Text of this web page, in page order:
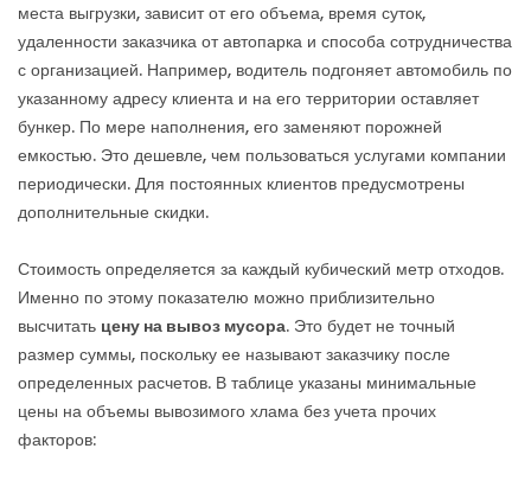
места выгрузки, зависит от его объема, время суток,
удаленности заказчика от автопарка и способа сотрудничества
с организацией. Например, водитель подгоняет автомобиль по
указанному адресу клиента и на его территории оставляет
бункер. По мере наполнения, его заменяют порожней
емкостью. Это дешевле, чем пользоваться услугами компании
периодически. Для постоянных клиентов предусмотрены
дополнительные скидки.
Стоимость определяется за каждый кубический метр отходов.
Именно по этому показателю можно приблизительно
высчитать цену на вывоз мусора. Это будет не точный
размер суммы, поскольку ее называют заказчику после
определенных расчетов. В таблице указаны минимальные
цены на объемы вывозимого хлама без учета прочих
факторов: